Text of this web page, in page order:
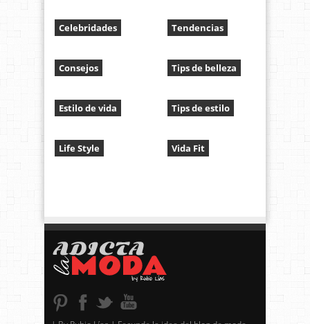
Celebridades
Consejos
Estilo de vida
Life Style
Tendencias
Tips de belleza
Tips de estilo
Vida Fit